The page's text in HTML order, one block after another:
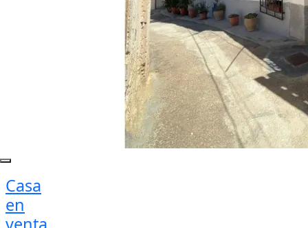
Casa
en